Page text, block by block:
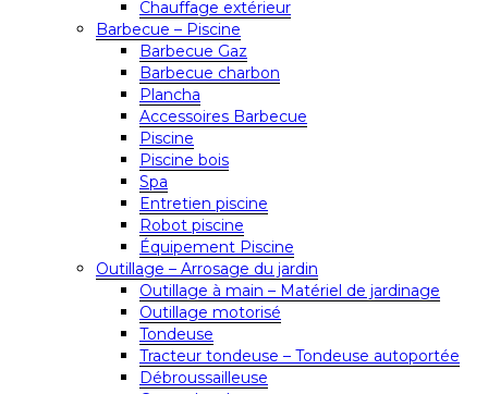
Chauffage extérieur
Barbecue – Piscine
Barbecue Gaz
Barbecue charbon
Plancha
Accessoires Barbecue
Piscine
Piscine bois
Spa
Entretien piscine
Robot piscine
Équipement Piscine
Outillage – Arrosage du jardin
Outillage à main – Matériel de jardinage
Outillage motorisé
Tondeuse
Tracteur tondeuse – Tondeuse autoportée
Débroussailleuse